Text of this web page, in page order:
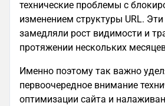
технические проблемы с
изменением структуры URL.
замедляли рост видимости и
протяжении нескольких
Именно поэтому так важно
первоочередное внимание
оптимизации сайта и